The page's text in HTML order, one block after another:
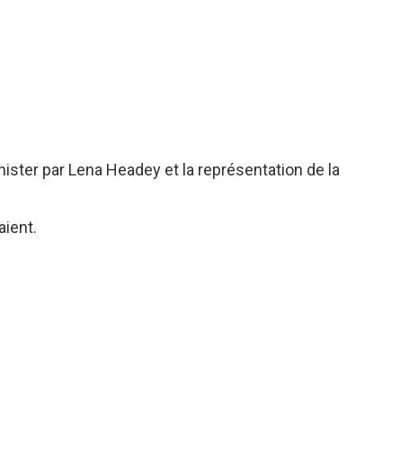
par Lena Headey et la représentation de la